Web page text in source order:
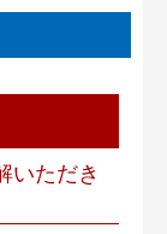
いただき